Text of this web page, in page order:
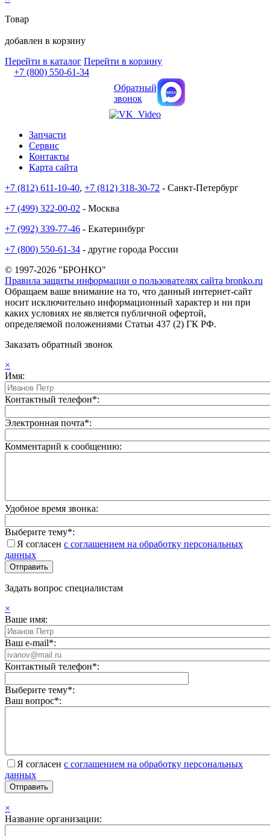
Товар
добавлен в корзину
Перейти в каталог Перейти в корзину
+7 (800) 550-61-34
Обратный
звонок
Запчасти
Сервис
Контакты
Карта сайта
+7 (812) 611-10-40, +7 (812) 318-30-72 - Санкт-Петербург
+7 (499) 322-00-02 - Москва
+7 (992) 339-77-46 - Екатеринбург
+7 (800) 550-61-34 - другие города России
© 1997-2026 "БРОНКО"
Правила защиты информации о пользователях сайта bronko.ru
Обращаем ваше внимание на то, что данный интернет-сайт
носит исключительно информационный характер и ни при
каких условиях не является публичной офертой,
определяемой положениями Статьи 437 (2) ГК РФ.
Заказать обратный звонок
×
Имя:
Контактный телефон*:
Электронная почта*:
Комментарий к сообщению:
Удобное время звонка:
Выберите тему*:
Я согласен с соглашением на обработку персональных
данных
Задать вопрос специалистам
×
Ваше имя:
Ваш e-mail*:
Контактный телефон*:
Выберите тему*:
Ваш вопрос*:
Я согласен с соглашением на обработку персональных
данных
×
Название организации: